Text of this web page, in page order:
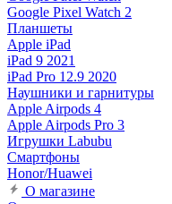
Google Pixel Watch 2
Планшеты
Apple iPad
iPad 9 2021
iPad Pro 12.9 2020
Наушники и гарнитуры
Apple Airpods 4
Apple Airpods Pro 3
Игрушки Labubu
Смартфоны
Honor/Huawei
О магазине